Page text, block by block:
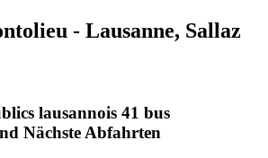
- Lausanne, Sallaz
lausannois 41 bus
Nächste Abfahrten